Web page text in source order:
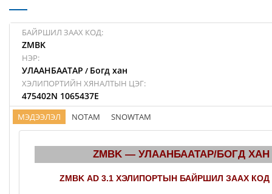
БАЙРШИЛ ЗААХ КОД:
ZMBK
НЭР:
УЛААНБААТАР / Богд хан
ХЭЛИПОРТИЙН ХЯНАЛТЫН ЦЭГ:
475402N 1065437E
МЭДЭЭЛЭЛ NOTAM SNOWTAM